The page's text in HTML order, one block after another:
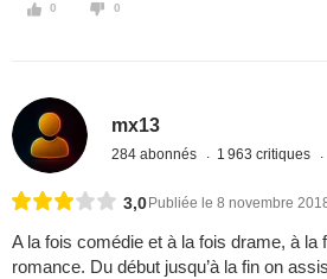
0 0
mx13
284 abonnés 1 963 critiques
3,0 Publiée le 8 novembre
A la fois comédie et à la fois drame, à la
romance. Du début jusqu’à la fin on